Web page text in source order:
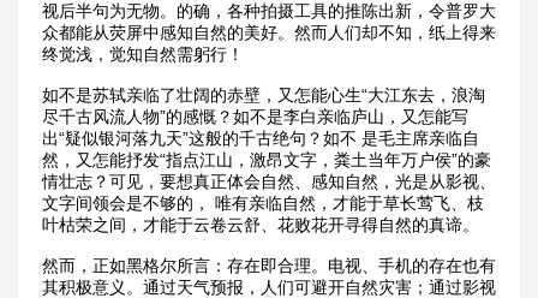
视后半句为无物。的确，各种拍摄工具的推陈出新，令普罗大
众都能从荧屏中感知自然的美好。然而人们却不知，纸上得来
终觉浅，觉知自然需躬行！
如不是苏轼亲临了壮阔的赤壁，又怎能心生“大江东去，浪淘
尽千古风流人物”的感慨？如不是李白亲临庐山，又怎能写
出“疑似银河落九天”这般的千古绝句？如不 是毛主席亲临自
然，又怎能抒发“指点江山，激昂文字，粪土当年万户侯”的豪
情壮志？可见，要想真正体会自然、感知自然，光是从影视、
文字间领会是不够的， 唯有亲临自然，才能于草长莺飞、枝
叶枯荣之间，才能于云卷云舒、花败花开寻得自然的真谛。
然而，正如黑格尔所言：存在即合理。电视、手机的存在也有
其积极意义。通过天气预报，人们可避开自然灾害；通过影视